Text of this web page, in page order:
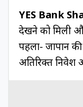
YES Bank
देखने को मिली
पहला- जापान
अतिरिक्त निवेश